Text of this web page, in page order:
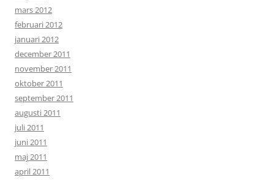
mars 2012
februari 2012
januari 2012
december 2011
november 2011
oktober 2011
september 2011
augusti 2011
juli 2011
juni 2011
maj 2011
april 2011